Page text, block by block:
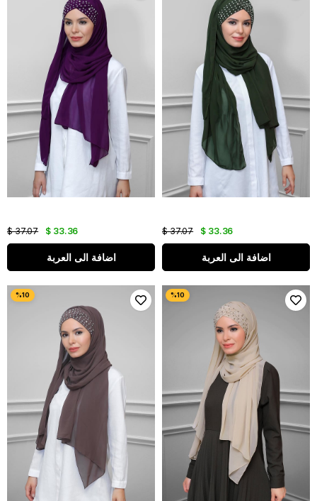
$ 33.36
$ 37.07
اضافة الى العربة
$ 33.36
$ 37.07
اضافة الى العربة